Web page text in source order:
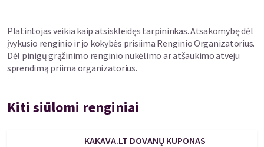
Platintojas veikia kaip atsiskleidęs tarpininkas. Atsakomybę dėl
įvykusio renginio ir jo kokybės prisiima Renginio Organizatorius.
Dėl pinigų grąžinimo renginio nukėlimo ar atšaukimo atveju
sprendimą priima organizatorius.
Kiti siūlomi renginiai
KAKAVA.LT DOVANŲ KUPONAS